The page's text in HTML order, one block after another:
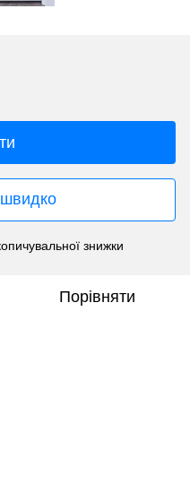
знижки
Порівняти